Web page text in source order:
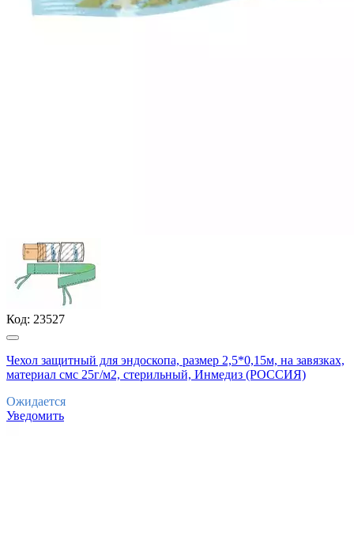
Код: 23527
Чехол защитный для эндоскопа, размер 2,5*0,15м, на завязках,
материал смс 25г/м2, стерильный, Инмедиз (РОССИЯ)
Ожидается
Уведомить